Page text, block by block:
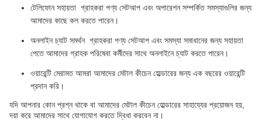
টেলিফোন সহায়তা ️ গ্রাহকরা পণ্য সেটআপ এবং অপারেশন সম্পর্কিত সমস্যাগুলির জন্য
আমাদের কাছে কল করতে পারেন।
অনলাইন চ্যাট সমর্থন ️ গ্রাহকরা পণ্য সেটআপ এবং সমস্যা সমাধানের জন্য সহায়তা
পেতে আমাদের গ্রাহক পরিষেবা কর্মীদের সাথে অনলাইনে চ্যাট করতে পারেন।
ওয়ারেন্টি মেরামত আমরা আমাদের মেটাল কীচেন হোল্ডারের জন্য এক বছরের ওয়ারেন্টি
প্রদান করি।
যদি আপনার কোন প্রশ্ন থাকে বা আমাদের মেটাল কীচেন হোল্ডারের সাহায্যের প্রয়োজন হয়,
দয়া করে আমাদের সাথে যোগাযোগ করতে দ্বিধা করবেন না।